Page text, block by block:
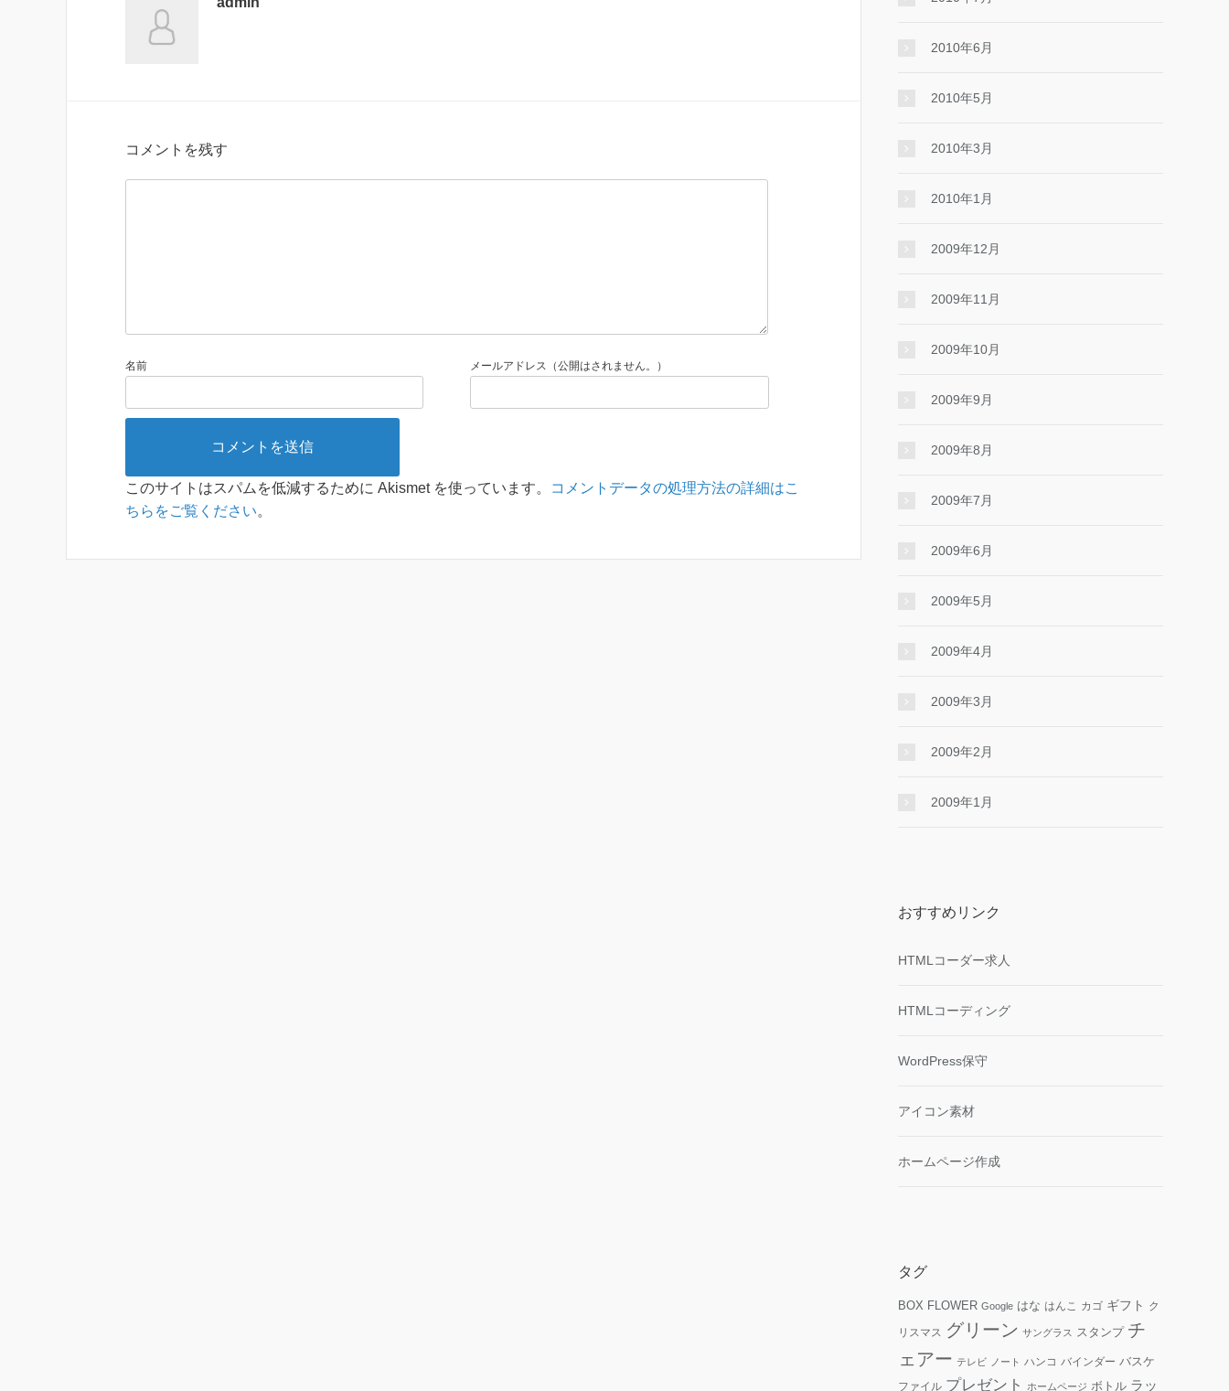
コメントを残す
名前 メールアドレス（公開はされません。）
このサイトはスパムを低減するために Akismet を使っています。
コメントデータの処理方法の詳細はこ
ちらをご覧ください。
2010年6月
2010年5月
2010年3月
2010年1月
2009年12月
2009年11月
2009年10月
2009年9月
2009年8月
2009年7月
2009年6月
2009年5月
2009年4月
2009年3月
2009年2月
2009年1月
おすすめリンク
HTMLコーダー求人
HTMLコーディング
WordPress保守
アイコン素材
ホームページ作成
タグ
BOX FLOWER Google はな はんこ カゴ ギフト ク
リスマス グリーン サングラス スタンプ チ
ェアー テレビ ノート ハンコ バインダー バスケ
ファイル プレゼント ホームページ ボトル ラッ